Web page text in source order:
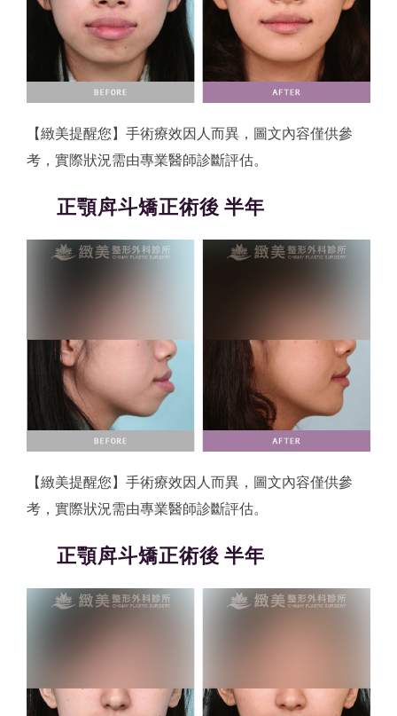
【緻美提醒您】手術療效因人而異，圖文內容僅供參
考，實際狀況需由專業醫師診斷評估。
正顎戽斗矯正術後 半年
【緻美提醒您】手術療效因人而異，圖文內容僅供參
考，實際狀況需由專業醫師診斷評估。
正顎戽斗矯正術後 半年